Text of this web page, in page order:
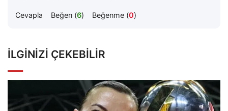
Cevapla Beğen (6) Beğenme (0)
İLGINIZI ÇEKEBILIR